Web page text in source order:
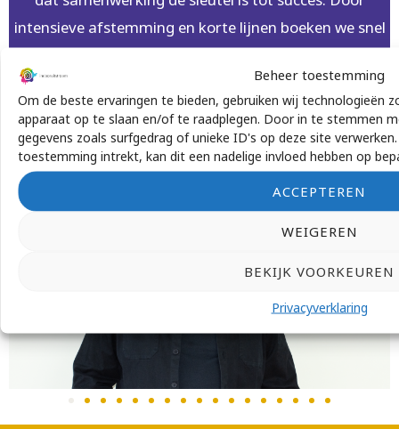
Beheer toestemming
Om de beste ervaringen te bieden, gebruiken wij technologieën
apparaat op te slaan en/of te raadplegen. Door in te stemmen
gegevens zoals surfgedrag of unieke ID's op deze site
toestemming intrekt, kan dit een nadelige invloed hebben op
ACCEPTEREN
WEIGEREN
BEKIJK VOORKEUREN
Privacyverklaring
intensieve afstemming en korte lijnen boeken we snel
resultaat – en leggen we vervolgens de basis voor
duurzame inzetbaarheid en continuïteit.
Ons team staat 24/7 voor u klaar!